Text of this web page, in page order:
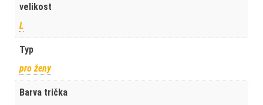
velikost
L
Typ
pro ženy
Barva trička